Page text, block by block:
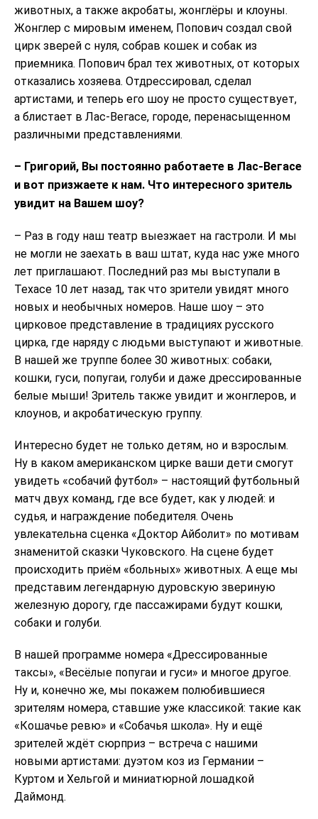
животных, а также акробаты, жонглёры и клоуны.
Жонглер с мировым именем, Попович создал свой
цирк зверей с нуля, собрав кошек и собак из
приемника. Попович брал тех животных, от которых
отказались хозяева. Отдрессировал, сделал
артистами, и теперь его шоу не просто существует,
а блистает в Лас-Вегасе, городе, перенасыщенном
различными представлениями.
– Григорий, Вы постоянно работаете в Лас-Вегасе
и вот призжаете к нам. Что интересного зритель
увидит на Вашем шоу?
– Раз в году наш театр выезжает на гастроли. И мы
не могли не заехать в ваш штат, куда нас уже много
лет приглашают. Последний раз мы выступали в
Техасе 10 лет назад, так что зрители увидят много
новых и необычных номеров. Наше шоу – это
цирковое представление в традициях русского
цирка, где наряду с людьми выступают и животные.
В нашей же труппе более 30 животных: собаки,
кошки, гуси, попугаи, голуби и даже дрессированные
белые мыши! Зритель также увидит и жонглеров, и
клоунов, и акробатическую группу.
Интересно будет не только детям, но и взрослым.
Ну в каком американском цирке ваши дети смогут
увидеть «собачий футбол» – настоящий футбольный
матч двух команд, где все будет, как у людей: и
судья, и награждение победителя. Очень
увлекательна сценка «Доктор Айболит» по мотивам
знаменитой сказки Чуковского. На сцене будет
происходить приём «больных» животных. А еще мы
представим легендарную дуровскую звериную
железную дорогу, где пассажирами будут кошки,
собаки и голуби.
В нашей программе номера «Дрессированные
таксы», «Весёлые попугаи и гуси» и многое другое.
Ну и, конечно же, мы покажем полюбившиеся
зрителям номера, ставшие уже классикой: такие как
«Кошачье ревю» и «Собачья школа». Ну и ещё
зрителей ждёт сюрприз – встреча с нашими
новыми артистами: дуэтом коз из Германии –
Куртом и Хельгой и миниатюрной лошадкой
Даймонд.